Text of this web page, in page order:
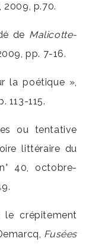
2009, p.70.
de Malicotte-
pp. 7-16.
la poétique »,
113-115.
ou tentative
littéraire du
40, octobre-
le crépitement
Fusées